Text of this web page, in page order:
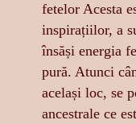
fetelor Acesta
inspirațiilor, a
însăși energia
pură. Atunci
același loc, se
ancestrale ce